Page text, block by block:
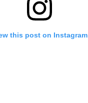
this post on Instagram